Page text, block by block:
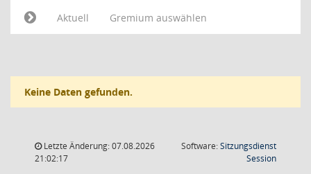
Aktuell
Gremium auswählen
Keine Daten gefunden.
Letzte Änderung: 07.08.2026
21:02:17
Software:Sitzungsdienst
Session(Wird in